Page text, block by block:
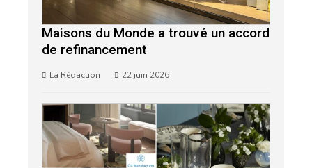
Maisons du Monde a trouvé un accord
de refinancement
La Rédaction 22 juin 2026